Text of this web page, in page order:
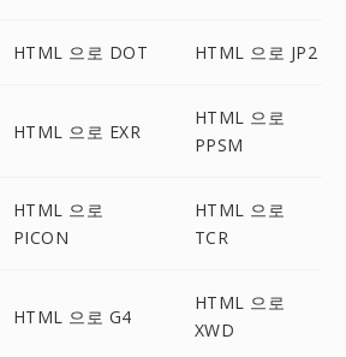
HTML 으로 DOT HTML 으로 JP2
HTML 으로 EXR
HTML 으로
PPSM
HTML 으로
PICON
HTML 으로
TCR
HTML 으로 G4
HTML 으로
XWD